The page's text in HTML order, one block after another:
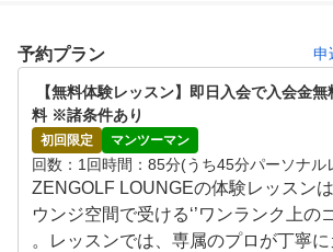
ます。
是非、当施設を通して皆様それぞれの
楽しみください。
予約プラン 申
料 ※諸条件あり
初回限定 マンツーマン
回数 1回時間 85分(うち45分パーソナル
ZENGOLF LOUNGEの体験レッスン
ウンジ空間で受ける‘’ワンランク上の
。レッスンでは、専属のプロが丁寧